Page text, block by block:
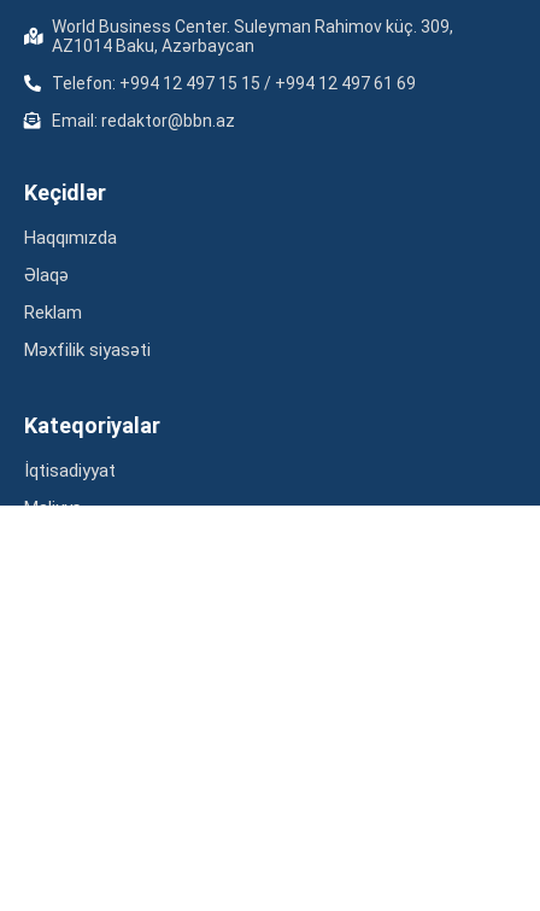
World Business Center. Suleyman Rahimov küç. 309,
AZ1014 Baku, Azərbaycan
Telefon: +994 12 497 15 15 / +994 12 497 61 69
Email: redaktor@bbn.az
Keçidlər
Haqqımızda
Əlaqə
Reklam
Məxfilik siyasəti
Kateqoriyalar
İqtisadiyyat
Maliyyə